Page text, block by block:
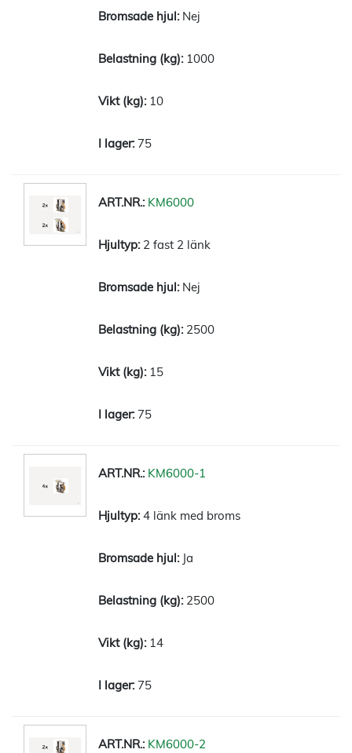
Nej
1000
10
75
KM6000
2 fast 2 länk
Nej
2500
15
75
KM6000-1
4 länk med broms
Ja
2500
14
75
KM6000-2